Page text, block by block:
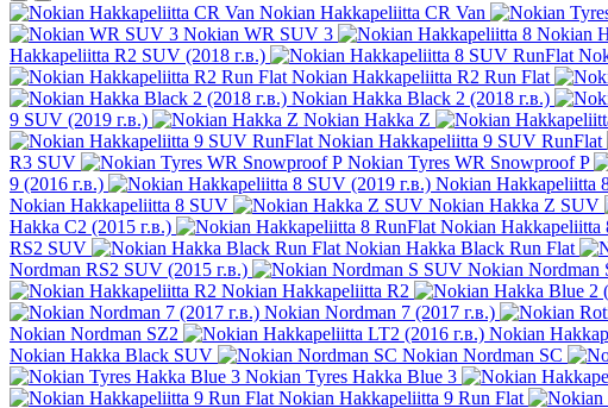
Nokian Hakkapeliitta CR Van
Nokian WR SUV 3
Nokian
Hakkapeliitta R2 SUV (2018 г.в.)
Nokian Hakkapeliitta R2 Run Flat
Nokian Hakka Black 2 (2018 г.в.)
9 SUV (2019 г.в.)
Nokian Hakka Z
Nokian Hakkapeliitta 9 SUV RunFlat
R3 SUV
Nokian Tyres WR Snowproof P
9 (2016 г.в.)
Nokian Hakkapeliitta
Nokian Hakkapeliitta 8 SUV
Nokian Hakka Z SUV
Hakka C2 (2015 г.в.)
Nokian Hakkapeliitta
RS2 SUV
Nokian Hakka Black Run Flat
Nordman RS2 SUV (2015 г.в.)
Nokian Nordman
Nokian Hakkapeliitta R2
Nokian Nordman 7 (2017 г.в.)
Nokian Nordman SZ2
Nokian
Nokian Hakka Black SUV
Nokian Nordman SC
Nokian Tyres Hakka Blue 3
Nokian Hakkapeliitta 9 Run Flat